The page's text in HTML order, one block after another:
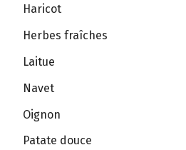
Haricot
Herbes fraîches
Laitue
Navet
Oignon
Patate douce